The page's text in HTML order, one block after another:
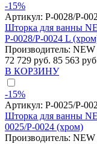
-15%
Артикул: P-0028/P-
Шторка для ванны
P-0028/P-0024 L
Производитель:
72 729 руб. 85 563
В КОРЗИНУ
-15%
Артикул: P-0025/P-
Шторка для ванны
0025/P-0024 (хром)
Производитель: